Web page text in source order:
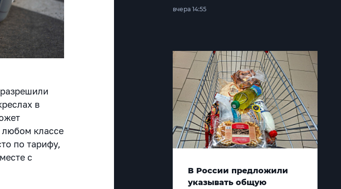
в
любом классе
по тарифу,
с
вчера 14:55
В России предложили
указывать общую